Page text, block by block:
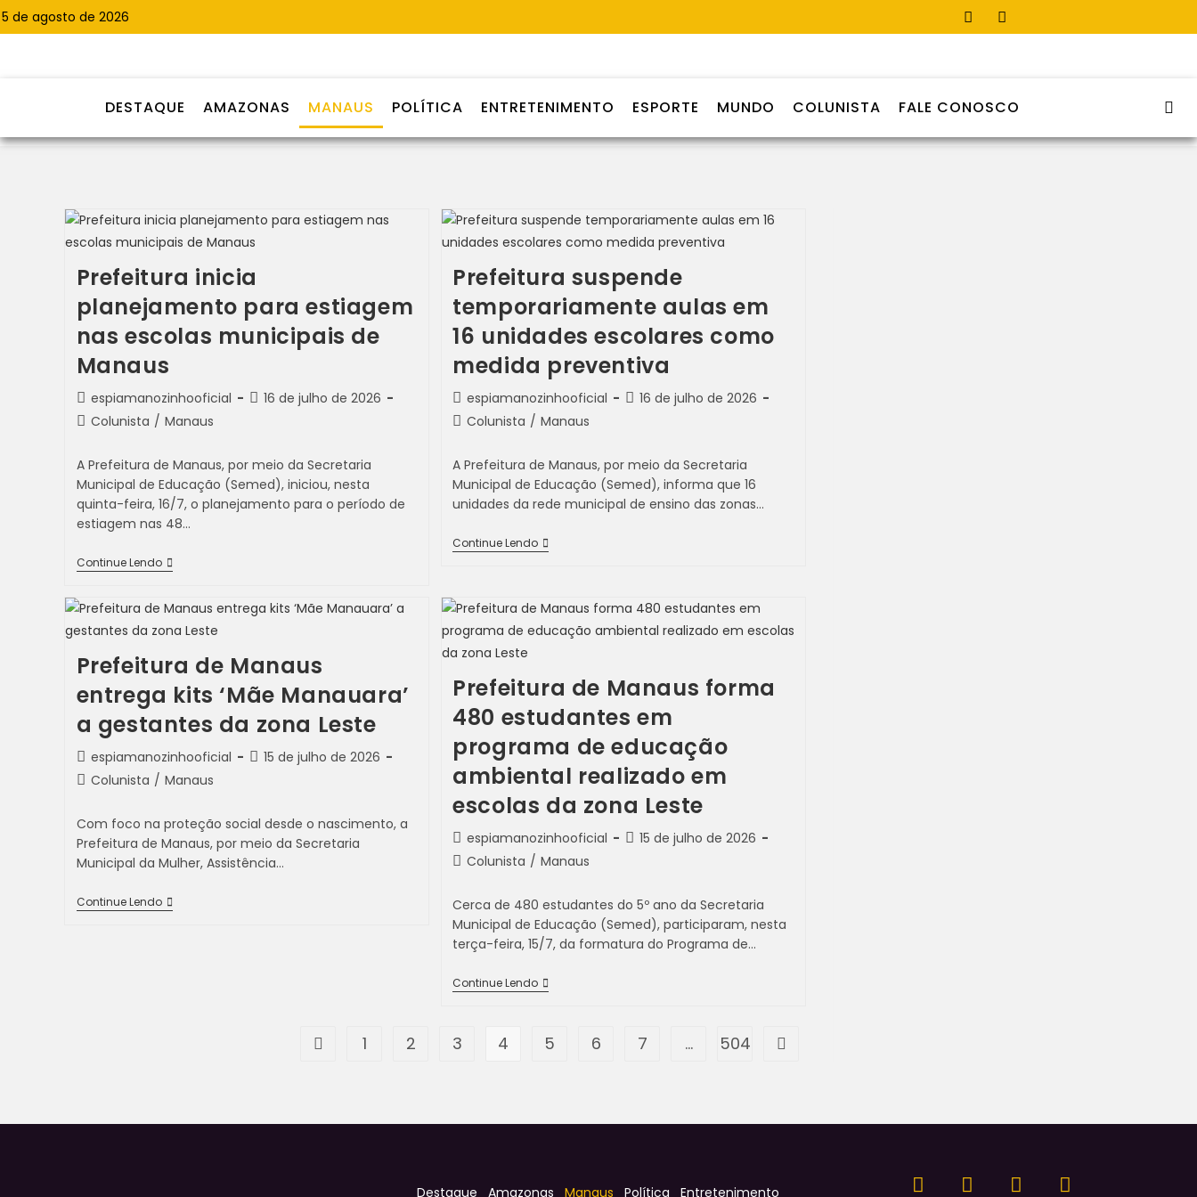
5 de agosto de 2026
DESTAQUE AMAZONAS MANAUS POLÍTICA ENTRETENIMENTO ESPORTE MUNDO COLUNISTA FALE CONOSCO
Prefeitura inicia
planejamento para estiagem
nas escolas municipais de
Manaus
espiamanozinhooficial
16 de julho de 2026
Colunista / Manaus
A Prefeitura de Manaus, por meio da Secretaria
Municipal de Educação (Semed), iniciou, nesta
quinta-feira, 16/7, o planejamento para o período de
estiagem nas 48…
Continue Lendo
Prefeitura suspende
temporariamente aulas em
16 unidades escolares como
medida preventiva
espiamanozinhooficial
16 de julho de 2026
Colunista / Manaus
A Prefeitura de Manaus, por meio da Secretaria
Municipal de Educação (Semed), informa que 16
unidades da rede municipal de ensino das zonas…
Continue Lendo
Prefeitura de Manaus
entrega kits ‘Mãe Manauara’
a gestantes da zona Leste
espiamanozinhooficial
15 de julho de 2026
Colunista / Manaus
Com foco na proteção social desde o nascimento, a
Prefeitura de Manaus, por meio da Secretaria
Municipal da Mulher, Assistência…
Continue Lendo
Prefeitura de Manaus forma
480 estudantes em
programa de educação
ambiental realizado em
escolas da zona Leste
espiamanozinhooficial
15 de julho de 2026
Colunista / Manaus
Cerca de 480 estudantes do 5º ano da Secretaria
Municipal de Educação (Semed), participaram, nesta
terça-feira, 15/7, da formatura do Programa de…
Continue Lendo
1 2 3 4 5 6 7 … 504
Destaque Amazonas Manaus Política Entretenimento